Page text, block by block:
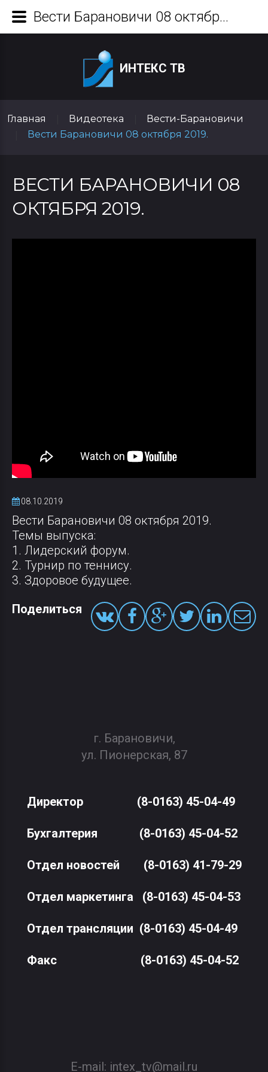
ИНТЕКС ТВ
Главная Видеотека
Вести-Барановичи
Вести Барановичи 08 октября 2019.
ВЕСТИ БАРАНОВИЧИ 08
ОКТЯБРЯ 2019.
08.10.2019
Вести Барановичи 08 октября 2019.
Темы выпуска:
1. Лидерский форум.
2. Турнир по теннису.
3. Здоровое будущее.
Поделиться
г. Барановичи,
ул. Пионерская, 87
Директор (8-0163) 45-04-49
Бухгалтерия (8-0163) 45-04-52
Отдел новостей (8-0163) 41-79-29
Отдел маркетинга (8-0163) 45-04-53
Отдел трансляции (8-0163) 45-04-49
Факс(8-0163) 45-04-52
E-mail: intex_tv@mail.ru
Вести Барановичи 08 октября 2019.